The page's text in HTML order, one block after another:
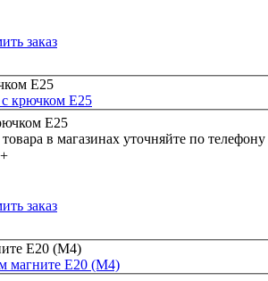
заказ
крючком E25
в магазинах уточняйте по телефону
+
заказ
магните E20 (M4)